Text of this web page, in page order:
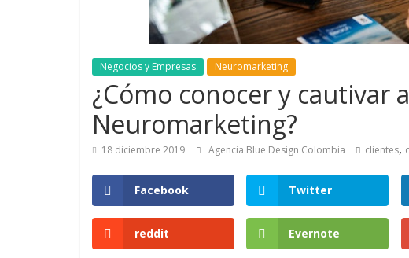
Revistas
de
Publicidad
en
Negocios y Empresas Neuromarketing
¿Cómo conocer y cautivar
Neuromarketing?
18 diciembre 2019 Agencia Blue Design Colombia clientes,
Facebook Twitter
reddit Evernote